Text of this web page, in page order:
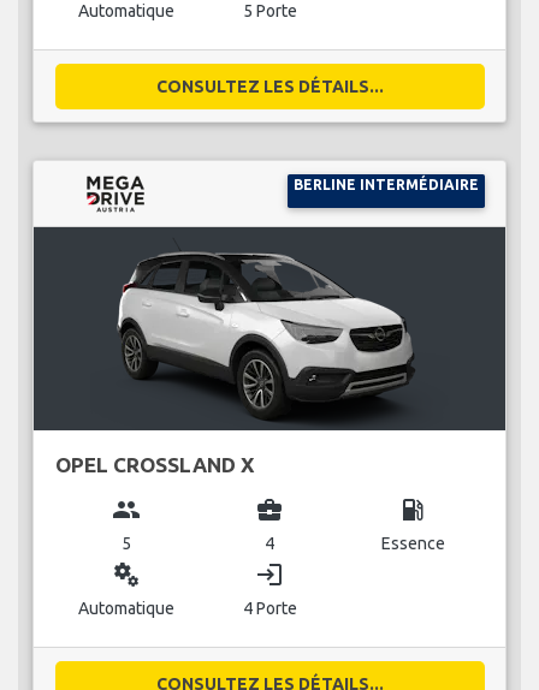
Automatique 5 Porte
CONSULTEZ LES DÉTAILS...
BERLINE INTERMÉDIAIRE
OPEL CROSSLAND X
group
5
business_center
4
local_gas_station
Essence
miscellaneous_services
Automatique
login
4 Porte
CONSULTEZ LES DÉTAILS...